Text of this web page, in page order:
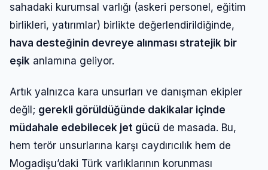
sahadaki kurumsal varlığı (askeri personel, eğitim
birlikleri, yatırımlar) birlikte değerlendirildiğinde,
hava desteğinin devreye alınması stratejik bir
eşik anlamına geliyor.
Artık yalnızca kara unsurları ve danışman ekipler
değil; gerekli görüldüğünde dakikalar içinde
müdahale edebilecek jet gücü de masada. Bu,
hem terör unsurlarına karşı caydırıcılık hem de
Mogadişu’daki Türk varlıklarının korunması